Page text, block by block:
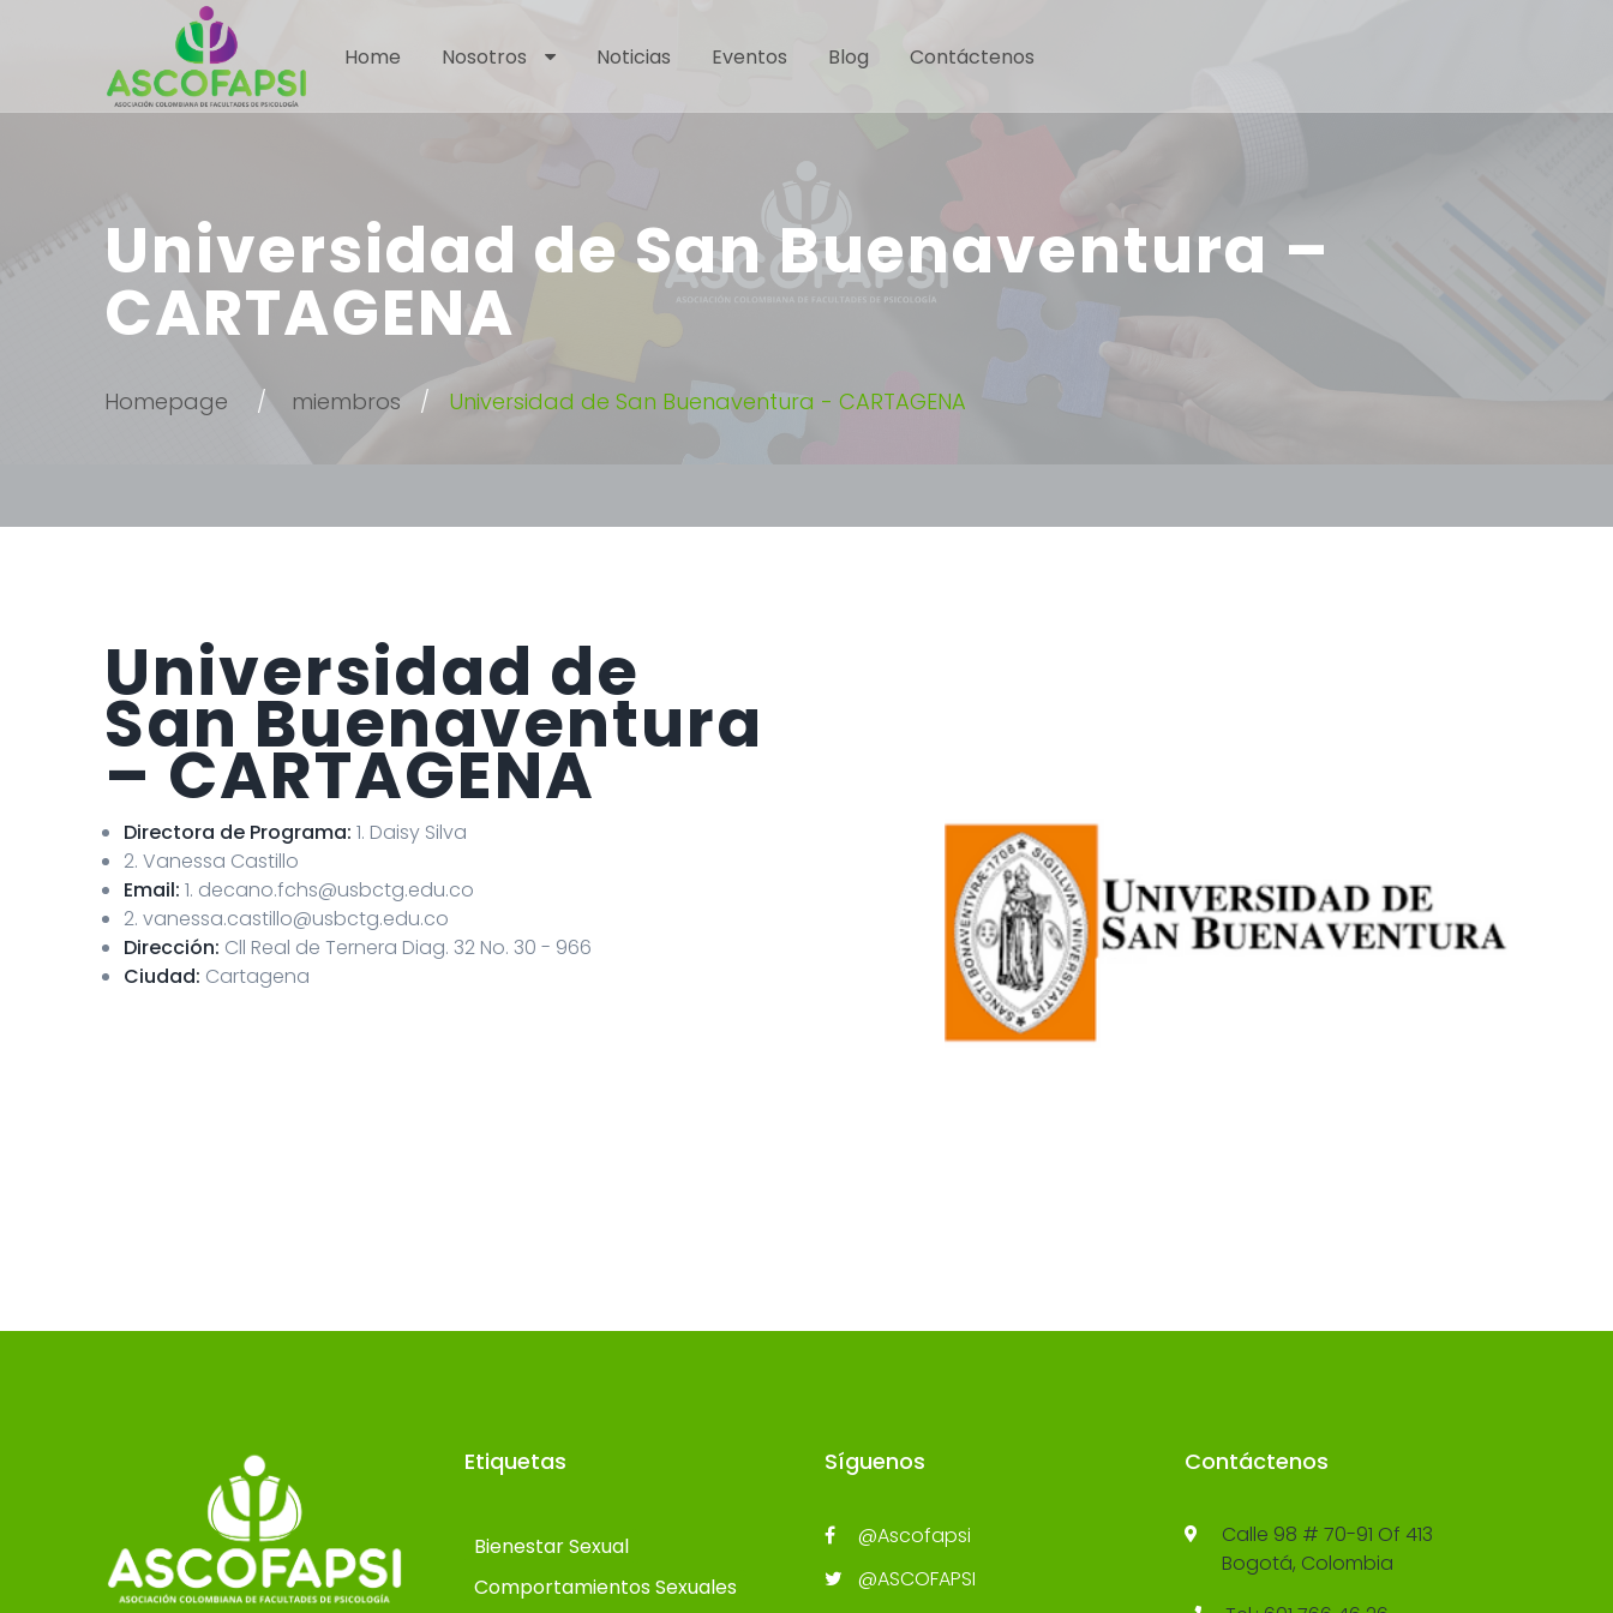
Home Nosotros Noticias Eventos Blog Contáctenos
Universidad de San Buenaventura –
CARTAGENA
Homepage miembros Universidad de San Buenaventura - CARTAGENA
Universidad de
San Buenaventura
– CARTAGENA
Directora de Programa: 1. Daisy Silva
2. Vanessa Castillo
Email: 1. decano.fchs@usbctg.edu.co
2. vanessa.castillo@usbctg.edu.co
Dirección: Cll Real de Ternera Diag. 32 No. 30 - 966
Ciudad: Cartagena
Etiquetas
Bienestar Sexual
Comportamientos Sexuales
Síguenos
@Ascofapsi
@ASCOFAPSI
Contáctenos
Calle 98 # 70-91 Of 413
Bogotá, Colombia